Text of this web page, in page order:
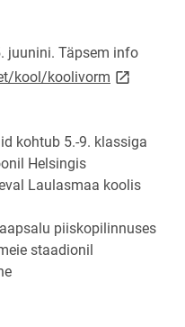
juunini. Täpsem info
kool/koolivorm link opens
kohtub 5.-9. klassiga
Helsingis
Laulasmaa koolis
piiskopilinnuses
staadionil